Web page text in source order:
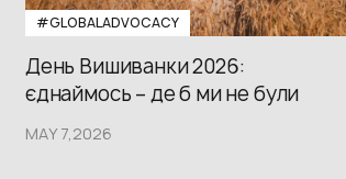
#GLOBALADVOCACY
День Вишиванки 2026:
єднаймось – де б ми не були
MAY 7,2026